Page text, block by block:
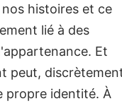
histoires et ce
lié à des
Et
peut,
propre identité. À